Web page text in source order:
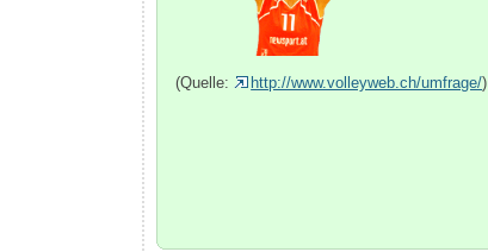
(Quelle: http://www.volleyweb.ch/umfrage/)